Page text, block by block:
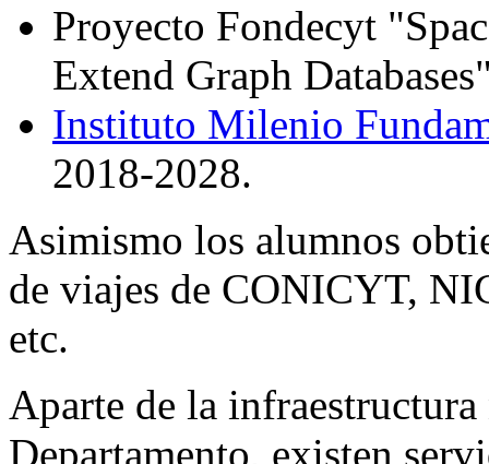
Proyecto Fondecyt
Extend Graph
Instituto Milenio
2018-2028.
Asimismo los alumnos
de viajes de CONICYT,
etc.
Aparte de la
Departamento, existen